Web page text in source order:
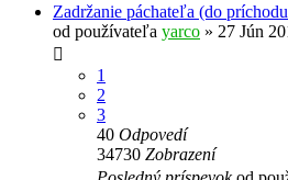
Zadržanie páchateľa (do
od používateľa yarco » 27 Jún
1
2
3
40 Odpovedí
34730 Zobrazení